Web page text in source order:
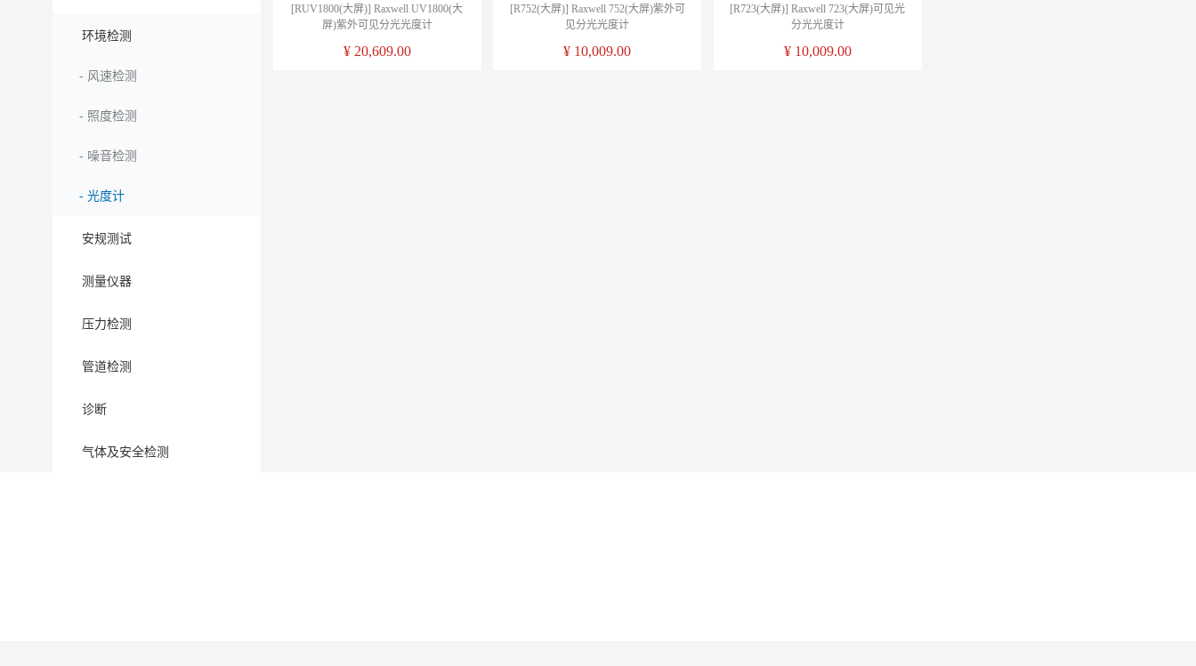
环境检测
- 风速检测
- 照度检测
- 噪音检测
- 光度计
安规测试
测量仪器
压力检测
管道检测
诊断
气体及安全检测
[RUV1800(大屏)] Raxwell UV1800(大
屏)紫外可见分光光度计
¥ 20,609.00
[R752(大屏)] Raxwell 752(大屏)紫外可
见分光光度计
¥ 10,009.00
[R723(大屏)] Raxwell 723(大屏)可见光
分光光度计
¥ 10,009.00